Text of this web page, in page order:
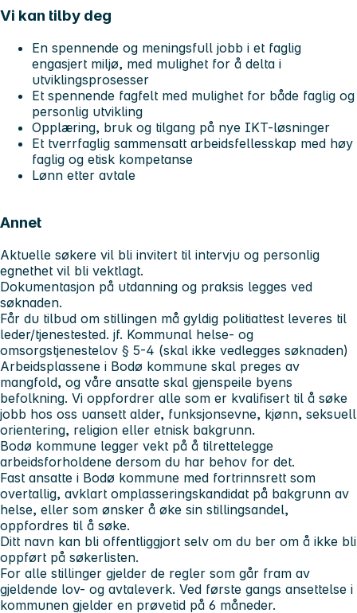
Vi kan tilby deg
En spennende og meningsfull jobb i et faglig
engasjert miljø, med mulighet for å delta i
utviklingsprosesser
Et spennende fagfelt med mulighet for både faglig og
personlig utvikling
Opplæring, bruk og tilgang på nye IKT-løsninger
Et tverrfaglig sammensatt arbeidsfellesskap med høy
faglig og etisk kompetanse
Lønn etter avtale
Annet
Aktuelle søkere vil bli invitert til intervju og personlig
egnethet vil bli vektlagt.
Dokumentasjon på utdanning og praksis legges ved
søknaden.
Får du tilbud om stillingen må gyldig politiattest leveres til
leder/tjenestested. jf. Kommunal helse- og
omsorgstjenestelov § 5-4 (skal ikke vedlegges søknaden)
Arbeidsplassene i Bodø kommune skal preges av
mangfold, og våre ansatte skal gjenspeile byens
befolkning. Vi oppfordrer alle som er kvalifisert til å søke
jobb hos oss uansett alder, funksjonsevne, kjønn, seksuell
orientering, religion eller etnisk bakgrunn.
Bodø kommune legger vekt på å tilrettelegge
arbeidsforholdene dersom du har behov for det.
Fast ansatte i Bodø kommune med fortrinnsrett som
overtallig, avklart omplasseringskandidat på bakgrunn av
helse, eller som ønsker å øke sin stillingsandel,
oppfordres til å søke.
Ditt navn kan bli offentliggjort selv om du ber om å ikke bli
oppført på søkerlisten.
For alle stillinger gjelder de regler som går fram av
gjeldende lov- og avtaleverk. Ved første gangs ansettelse i
kommunen gjelder en prøvetid på 6 måneder.